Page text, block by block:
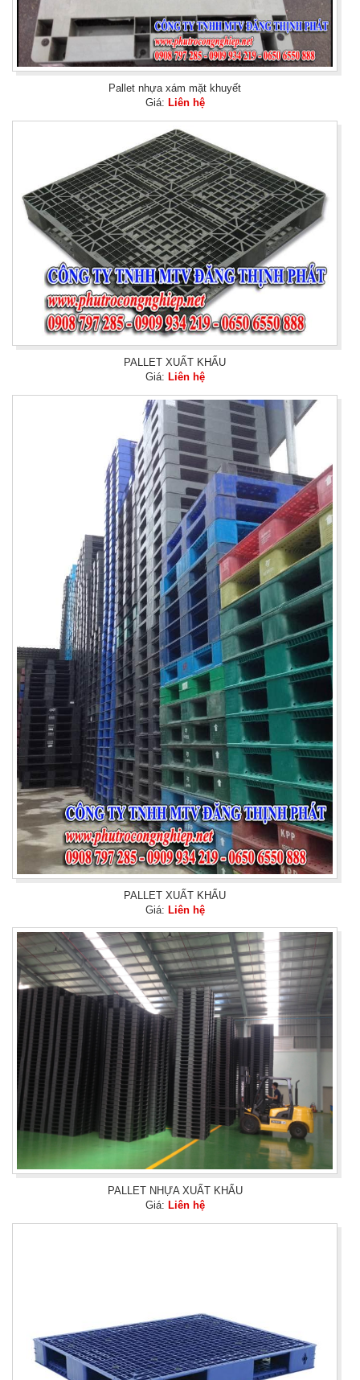
Pallet nhựa xám mặt khuyết
Giá: Liên hệ
Kích thước đa dạng, giá rẽ, chất lượng đảm bảo tải
trọng an toàn.
Phù hợp cho việc xuất khẩu hàng đi nước ngoài, đủ
tiêu chuẩn quốc tế,
Có thể tái xử dụng lại nhiều lần trong việc lưu thông và
vận chuyển hàng đi và đến trong và ngoài nước,...
KT: 1100 x 1100 x 120 mm, 1000 x 1200 x 120 mm,
1000 x 1000 x 120 mm, 1200 x 1100 x 120 mm,...
PALLET XUẤT KHẨU
Giá: Liên hệ
Kích thước đa dạng, giá rẽ, chất lượng đảm bảo tải
trọng an toàn.
Có thể tái xử dụng lại nhiều lần trong việc lưu thông và
vận chuyển hàng đi và đến trong và ngoài nước,...
PALLET XUẤT KHẨU
Giá: Liên hệ
Kích thước đa dạng, giá rẽ, chất lượng đảm bảo tải
tiêu chuẩn quốc tế,
Có thể tái xử dụng lại nhiều lần trong việc lưu thông và
1000 x 1000 x 120 mm, 1200 x 1100 x 120 mm,...
PALLET NHỰA XUẤT KHẨU
Giá: Liên hệ